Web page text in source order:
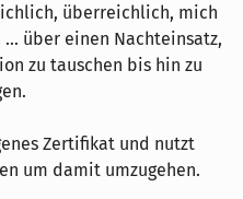
überreichlich, mich
über einen Nachteinsatz,
zu tauschen bis hin zu
Zertifikat und nutzt
um damit umzugehen.